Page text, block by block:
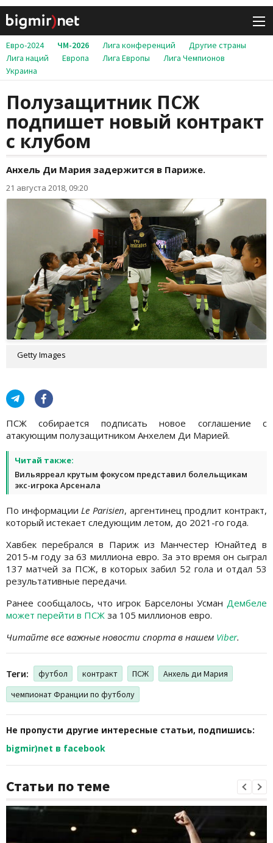
Евро-2024 ЧМ-2026 Лига конференций
Другие страны
Лига наций
Европа Лига Европы
Лига Чемпионов
Украина
Полузащитник ПСЖ
подпишет новый контракт
с клубом
Анхель Ди Мария задержится в Париже.
21 августа 2018, 09:20
Getty Images
ПСЖ собирается подписать новое соглашение с
атакующим полузащитником Анхелем Ди Марией.
Читай также:
Вильярреал крутым фокусом представил болельщикам
экс-игрока Арсенала
По информации Le Parisien, аргентинец продлит контракт,
который истекает следующим летом, до 2021-го года.
Хавбек перебрался в Париж из Манчестер Юнайтед в
2015-м году за 63 миллиона евро. За это время он сыграл
137 матчей за ПСЖ, в которых забил 52 гола и отдал 53
результативные передачи.
Ранее сообщалось, что игрок Барселоны Усман Дембеле
может перейти в ПСЖ за 105 миллионов евро.
Читайте все важные новости спорта в нашем Viber.
Теги: футбол контракт ПСЖ
Анхель ди Мария
чемпионат Франции по футболу
Не пропусти другие интересные статьи, подпишись:
bigmir)net в facebook
Статьи по теме